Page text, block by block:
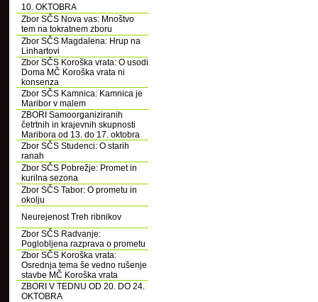
10. OKTOBRA
Zbor SČS Nova vas: Mnoštvo
tem na tokratnem zboru
Zbor SČS Magdalena: Hrup na
Linhartovi
Zbor SČS Koroška vrata: O usodi
Doma MČ Koroška vrata ni
konsenza
Zbor SČS Kamnica: Kamnica je
Maribor v malem
ZBORI Samoorganiziranih
četrtnih in krajevnih skupnosti
Maribora od 13. do 17. oktobra
Zbor SČS Studenci: O starih
ranah
Zbor SČS Pobrežje: Promet in
kurilna sezona
Zbor SČS Tabor: O prometu in
okolju
Neurejenost Treh ribnikov
Zbor SČS Radvanje:
Poglobljena razprava o prometu
Zbor SČS Koroška vrata:
Osrednja tema še vedno rušenje
stavbe MČ Koroška vrata
ZBORI V TEDNU OD 20. DO 24.
OKTOBRA